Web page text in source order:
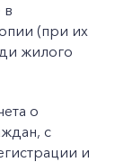
в
(при их
жилого
о
с
и